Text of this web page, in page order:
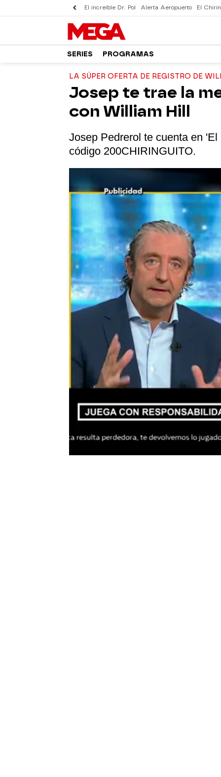
El increíble Dr. Pol Alerta Aeropuerto El
SERIES PROGRAMAS
LA SÚPER OFERTA DE REGISTRO DE
Josep te trae la
con William Hill
Josep Pedrerol te cuenta en
código 200CHIRINGUITO.
El Chiringuito
Madrid
Publicado:28 de octubre de 2020, 00:38
Josep Pedrerol William Hill El